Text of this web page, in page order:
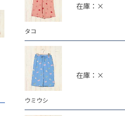
タコ
在庫：×
ウミウシ
在庫：×